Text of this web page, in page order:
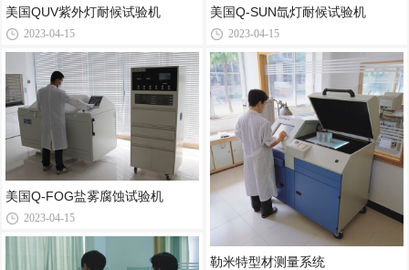
美国QUV紫外灯耐候试验机
2023-04-15
美国Q-FOG盐雾腐蚀试验机
2023-04-15
美国Q-SUN氙灯耐候试验机
2023-04-15
勒米特型材测量系统